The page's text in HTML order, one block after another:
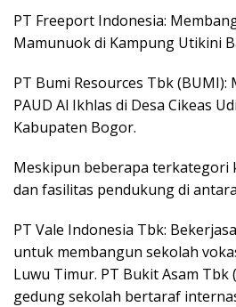
PT Freeport Indonesia:
Mamunuok di Kampung Utikini
PT Bumi Resources Tbk
PAUD Al Ikhlas di Desa Cikeas
Kabupaten Bogor.
Meskipun beberapa terkategori
dan fasilitas pendukung di
PT Vale Indonesia Tbk:
untuk membangun sekolah
Luwu Timur. PT Bukit Asam Tbk
gedung sekolah bertaraf